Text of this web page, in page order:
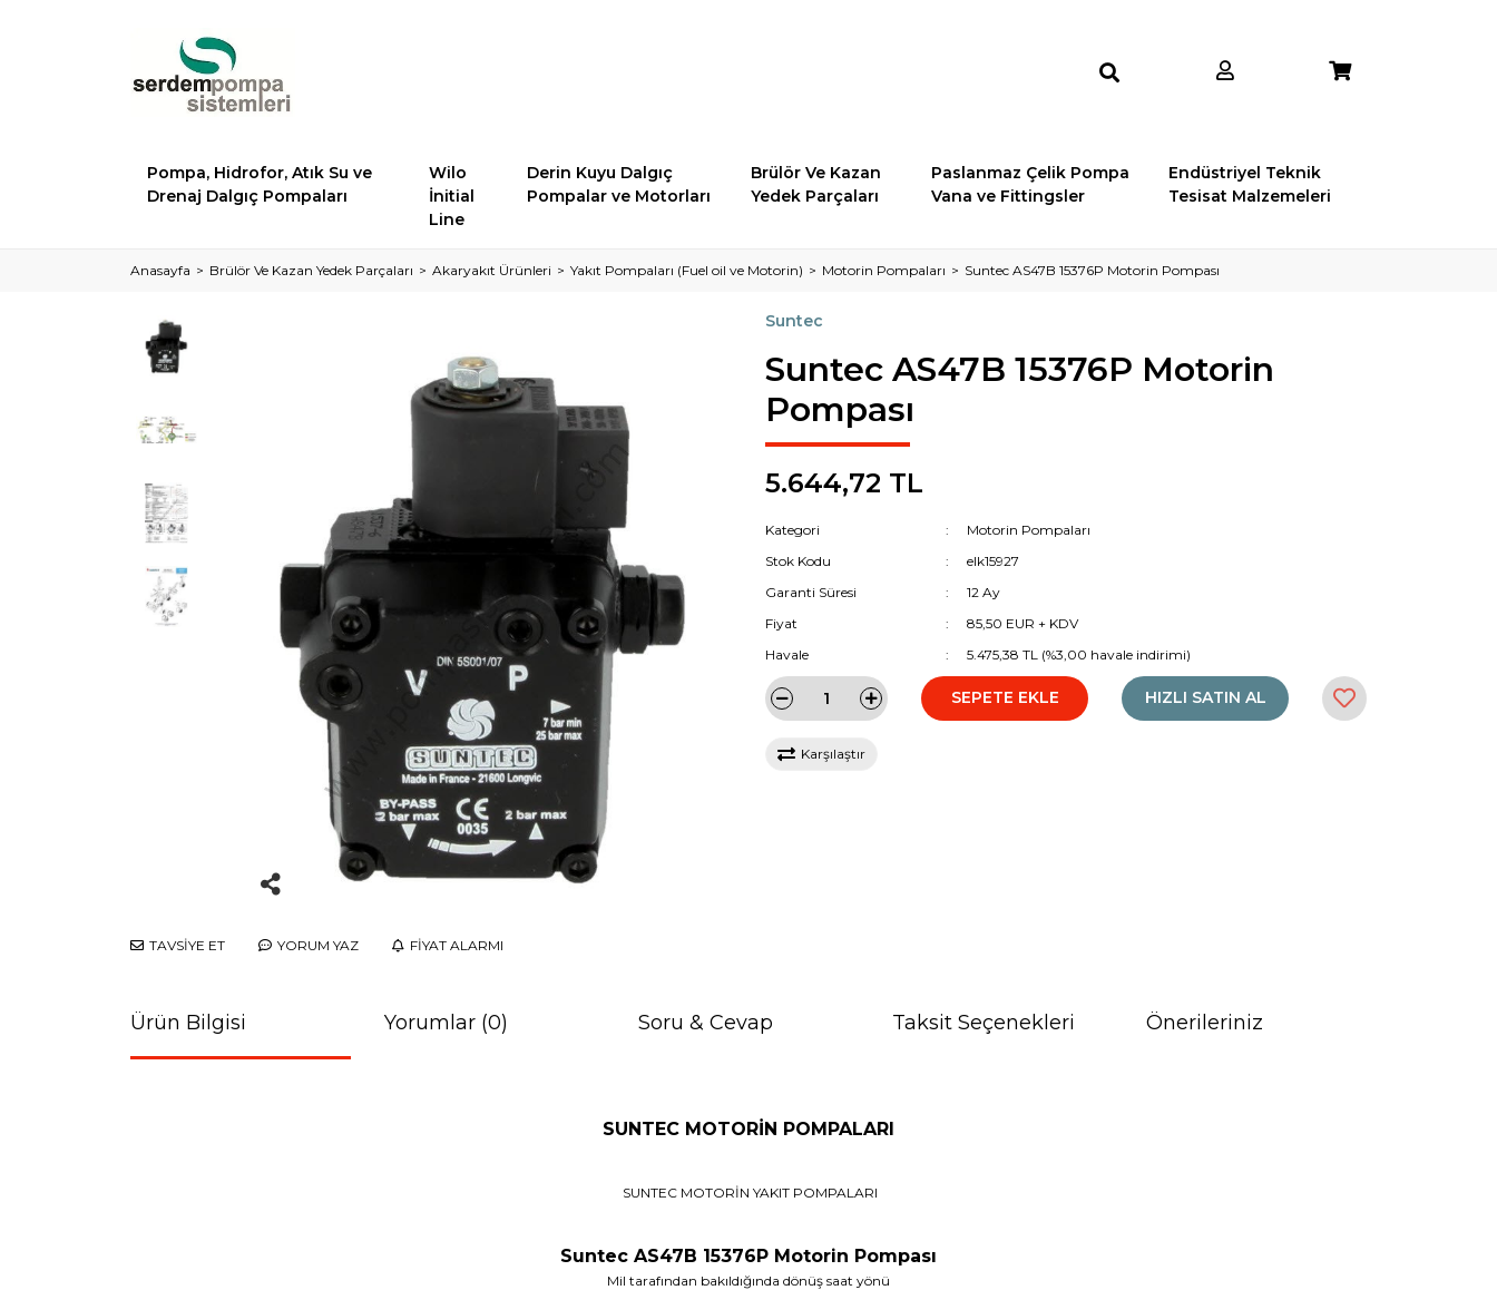
Pompa, Hidrofor, Atık Su ve
Drenaj Dalgıç Pompaları
Wilo
İnitial
Line
Derin Kuyu Dalgıç
Pompalar ve Motorları
Brülör Ve Kazan
Yedek Parçaları
Paslanmaz Çelik Pompa
Vana ve Fittingsler
Endüstriyel Teknik
Tesisat Malzemeleri
Anasayfa Brülör Ve Kazan Yedek Parçaları Akaryakıt Ürünleri Yakıt Pompaları (Fuel oil ve Motorin) Motorin Pompaları Suntec AS47B 15376P Motorin Pompası
TAVSİYE ET YORUM YAZ FİYAT ALARMI
Suntec
Suntec AS47B 15376P Motorin
Pompası
5.644,72 TL
Kategori
Motorin Pompaları
Stok Kodu
elk15927
Garanti Süresi
12 Ay
Fiyat
85,50 EUR + KDV
Havale
5.475,38 TL (%3,00 havale indirimi)
SEPETE EKLE HIZLI SATIN AL
Karşılaştır
Ürün Bilgisi Yorumlar (0) Soru & Cevap Taksit Seçenekleri Önerileriniz
SUNTEC MOTORİN POMPALARI
SUNTEC MOTORİN YAKIT POMPALARI
Suntec AS47B 15376P Motorin Pompası
Mil tarafından bakıldığında dönüş saat yönü